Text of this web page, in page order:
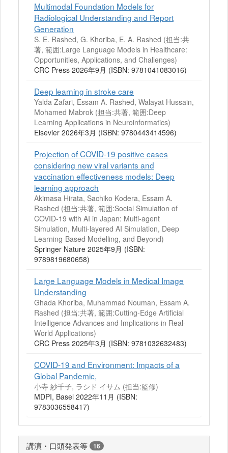
Multimodal Foundation Models for
Radiological Understanding and Report
Generation
S. E. Rashed, G. Khoriba, E. A. Rashed (担当:共
著, 範囲:Large Language Models in Healthcare:
Opportunities, Applications, and Challenges)
CRC Press 2026年9月 (ISBN: 9781041083016)
Deep learning in stroke care
Yalda Zafari, Essam A. Rashed, Walayat Hussain,
Mohamed Mabrok (担当:共著, 範囲:Deep
Learning Applications in Neuroinformatics)
Elsevier 2026年3月 (ISBN: 9780443414596)
Projection of COVID-19 positive cases
considering new viral variants and
vaccination effectiveness models: Deep
learning approach
Akimasa Hirata, Sachiko Kodera, Essam A.
Rashed (担当:共著, 範囲:Social Simulation of
COVID-19 with AI in Japan: Multi-agent
Simulation, Multi-layered AI Simulation, Deep
Learning-Based Modelling, and Beyond)
Springer Nature 2025年9月 (ISBN:
9789819680658)
Large Language Models in Medical Image
Understanding
Ghada Khoriba, Muhammad Nouman, Essam A.
Rashed (担当:共著, 範囲:Cutting-Edge Artificial
Intelligence Advances and Implications in Real-
World Applications)
CRC Press 2025年3月 (ISBN: 9781032632483)
COVID-19 and Environment: Impacts of a
Global Pandemic,
小寺 紗千子, ラシド イサム (担当:監修)
MDPI, Basel 2022年11月 (ISBN:
9783036558417)
講演・口頭発表等 16